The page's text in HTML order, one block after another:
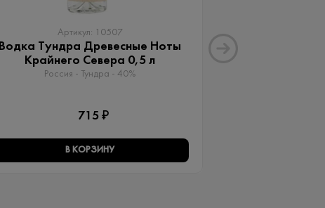
Артикул: 10507
Водка Тундра Древесные Ноты
Крайнего Севера 0,5 л
Россия - Тундра - 40%
715 ₽
В КОРЗИНУ